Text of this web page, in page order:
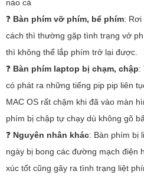
nào cả
❓ Bàn phím vỡ phím, bể phím: Rơi
cách thì thường gặp tình trạng vở
thì không thể lắp phím trở lại được.
❓ Bàn phím laptop bị chạm, chập:
có phát ra những tiếng pip pip liên
MAC OS rất chậm khi đã vào màn
phím bị chập tự chạy dù không gõ
❓ Nguyên nhân khác: Bàn phím bị
ngày bị bong các đường mạch điện
xúc tốt cũng gây ra tình trạng liệt